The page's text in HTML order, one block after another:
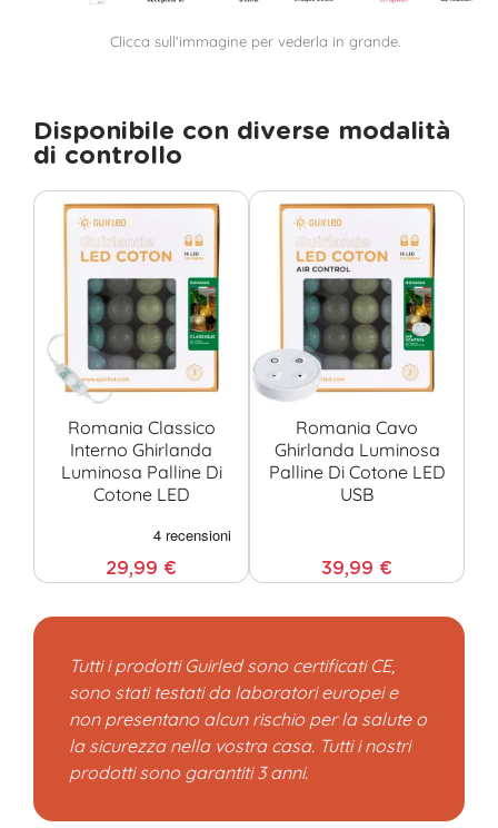
Clicca sull'immagine per vederla in grande.
Disponibile con diverse modalità
di controllo
Romania Classico
Interno Ghirlanda
Luminosa Palline Di
Cotone LED
29,99 €
Romania Cavo
Ghirlanda Luminosa
Palline Di Cotone LED
USB
39,99 €
Tutti i prodotti Guirled sono certificati CE,
sono stati testati da laboratori europei e
non presentano alcun rischio per la salute o
la sicurezza nella vostra casa. Tutti i nostri
prodotti sono garantiti 3 anni.